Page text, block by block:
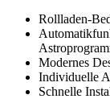
Rollladen-
Modernes
Individuelle
Schnelle